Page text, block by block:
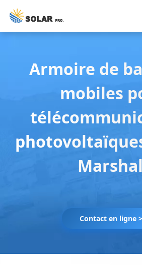
Armoire de
mobiles
Contact en ligne